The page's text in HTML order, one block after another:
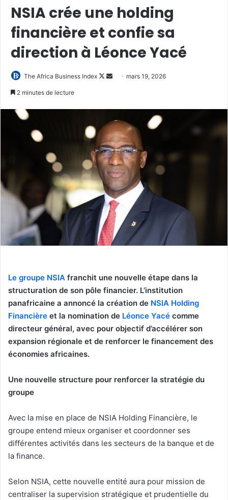
NSIA crée une holding
financière et confie sa
direction à Léonce Yacé
The Africa Business Index
Follow
Envoyermars 19, 2026
2 minutes de lecture
Le groupe NSIA franchit une nouvelle étape dans la
structuration de son pôle financier. L’institution
panafricaine a annoncé la création de NSIA Holding
Financière et la nomination de Léonce Yacé comme
directeur général, avec pour objectif d’accélérer son
expansion régionale et de renforcer le financement des
économies africaines.
Une nouvelle structure pour renforcer la stratégie du
groupe
Avec la mise en place de NSIA Holding Financière, le
groupe entend mieux organiser et coordonner ses
différentes activités dans les secteurs de la banque et de
la finance.
Selon NSIA, cette nouvelle entité aura pour mission de
centraliser la supervision stratégique et prudentielle du